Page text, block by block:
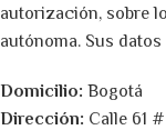
autorización, sobre
autónoma. Sus
Domicilio: Bogotá
Dirección: Calle 61